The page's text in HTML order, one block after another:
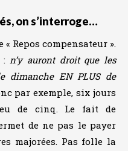
on s’interroge…
Repos compensateur ».
:n’y auront droit que les
dimanche EN PLUS de
par exemple, six jours
de cinq. Le fait de
de ne pas le payer
majorées. Pas folle la